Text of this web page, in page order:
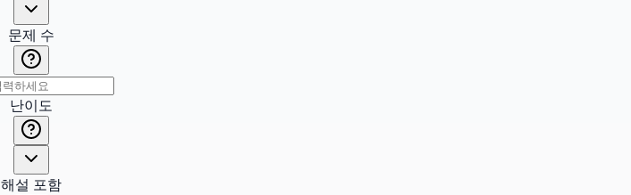
문제 수
난이도
해설 포함